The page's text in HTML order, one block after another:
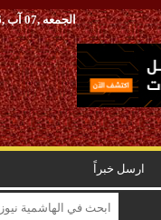
الجمعه ,07 آب ,2026
ارسل خبراً